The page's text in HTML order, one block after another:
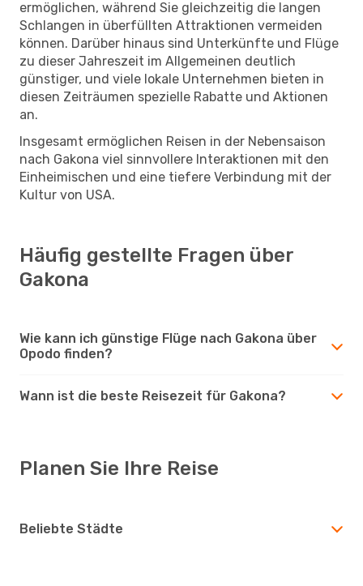
ermöglichen, während Sie gleichzeitig die langen
Schlangen in überfüllten Attraktionen vermeiden
können. Darüber hinaus sind Unterkünfte und Flüge
zu dieser Jahreszeit im Allgemeinen deutlich
günstiger, und viele lokale Unternehmen bieten in
diesen Zeiträumen spezielle Rabatte und Aktionen
an.
Insgesamt ermöglichen Reisen in der Nebensaison
nach Gakona viel sinnvollere Interaktionen mit den
Einheimischen und eine tiefere Verbindung mit der
Kultur von USA.
Häufig gestellte Fragen über
Gakona
Wie kann ich günstige Flüge nach Gakona über
Opodo finden?
Wann ist die beste Reisezeit für Gakona?
Planen Sie Ihre Reise
Beliebte Städte